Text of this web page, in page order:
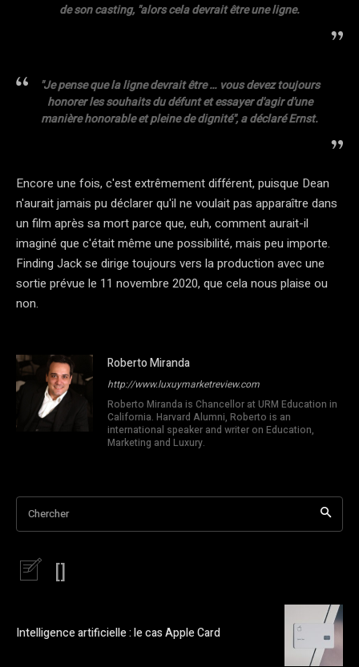
de son casting, "alors cela devrait être une ligne.
"Je pense que la ligne devrait être … vous devez toujours
honorer les souhaits du défunt et essayer d'agir d'une
manière honorable et pleine de dignité", a déclaré Ernst.
Encore une fois, c'est extrêmement différent, puisque Dean
n'aurait jamais pu déclarer qu'il ne voulait pas apparaître dans
un film après sa mort parce que, euh, comment aurait-il
imaginé que c'était même une possibilité, mais peu importe.
Finding Jack se dirige toujours vers la production avec une
sortie prévue le 11 novembre 2020, que cela nous plaise ou
non.
Roberto Miranda
http://www.luxuymarketreview.com
Roberto Miranda is Chancellor at URM Education in
California. Harvard Alumni, Roberto is an
international speaker and writer on Education,
Marketing and Luxury.
Chercher
[]
Intelligence artificielle : le cas Apple Card